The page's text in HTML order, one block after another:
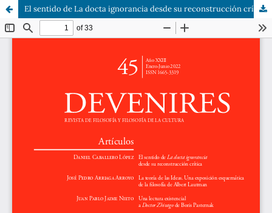
El sentido de La docta ignorancia desde su reconstrucción crítica